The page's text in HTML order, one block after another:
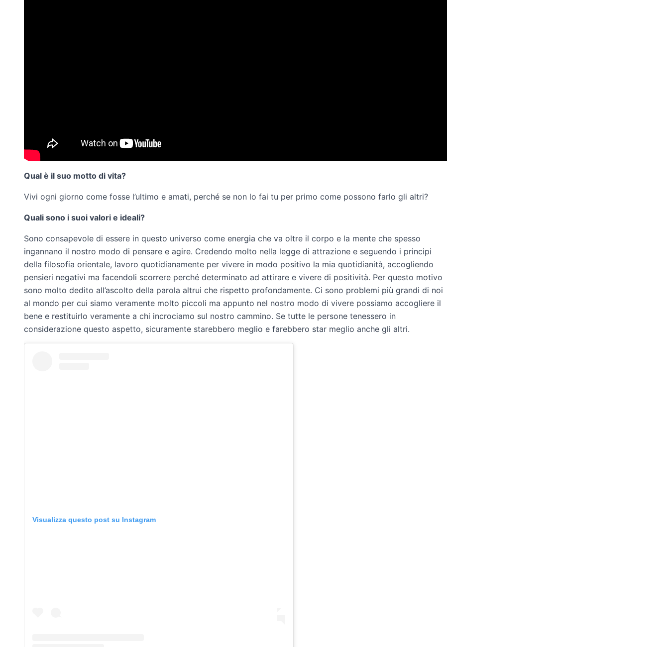
Qual è il suo motto di vita?
Vivi ogni giorno come fosse l’ultimo e amati, perché se non lo fai tu per primo come possono farlo gli altri?
Quali sono i suoi valori e ideali?
Sono consapevole di essere in questo universo come energia che va oltre il corpo e la mente che spesso
ingannano il nostro modo di pensare e agire. Credendo molto nella legge di attrazione e seguendo i principi
della filosofia orientale, lavoro quotidianamente per vivere in modo positivo la mia quotidianità, accogliendo
pensieri negativi ma facendoli scorrere perché determinato ad attirare e vivere di positività. Per questo motivo
sono molto dedito all’ascolto della parola altrui che rispetto profondamente. Ci sono problemi più grandi di noi
al mondo per cui siamo veramente molto piccoli ma appunto nel nostro modo di vivere possiamo accogliere il
bene e restituirlo veramente a chi incrociamo sul nostro cammino. Se tutte le persone tenessero in
considerazione questo aspetto, sicuramente starebbero meglio e farebbero star meglio anche gli altri.
Visualizza questo post su Instagram